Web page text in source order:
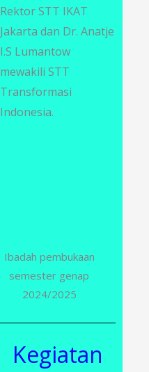
Rektor STT IKAT
Jakarta dan Dr. Anatje
I.S Lumantow
mewakili STT
Transformasi
Indonesia.
Ibadah pembukaan
semester genap
2024/2025
Kegiatan